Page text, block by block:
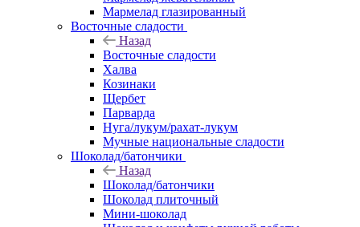
Мармелад глазированный
Восточные сладости
Назад
Восточные сладости
Халва
Козинаки
Щербет
Парварда
Нуга/лукум/рахат-лукум
Мучные национальные сладости
Шоколад/батончики
Назад
Шоколад/батончики
Шоколад плиточный
Мини-шоколад